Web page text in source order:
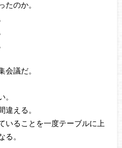
たのか。
会議だ。
える。
いることを一度テーブルに上
。